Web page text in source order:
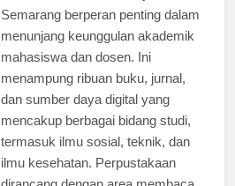
Universitas Muhammadiyah
Semarang berperan penting dalam
menunjang keunggulan akademik
mahasiswa dan dosen. Ini
menampung ribuan buku, jurnal,
dan sumber daya digital yang
mencakup berbagai bidang studi,
termasuk ilmu sosial, teknik, dan
ilmu kesehatan. Perpustakaan